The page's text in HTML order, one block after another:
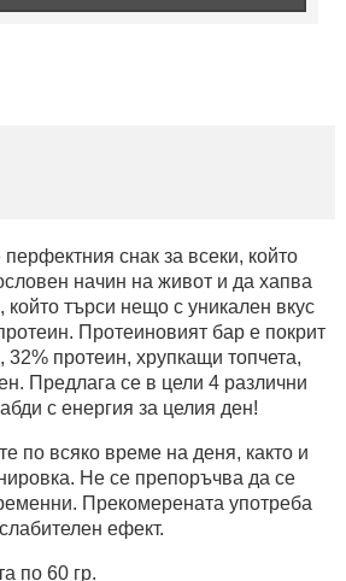
снак за всеки, който
начин на живот и да хапва
търси нещо с уникален вкус
Протеиновият бар е покрит
32% протеин, хрупкащи топчета,
Предлага се в цели 4 различни
с енергия за целия ден!
по всяко време на деня, както и
Не се препоръчва да се
Прекомерената употреба
ефект.
по 60 гр.